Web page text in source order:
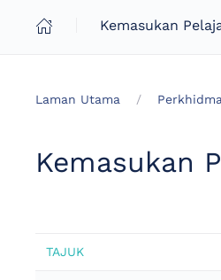
Kemasukan
Laman Utama
Kemasukan
TAJUK